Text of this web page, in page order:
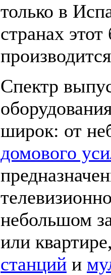
только в
странах
Спектр
широк: от
домового
небольшом
или
станций и